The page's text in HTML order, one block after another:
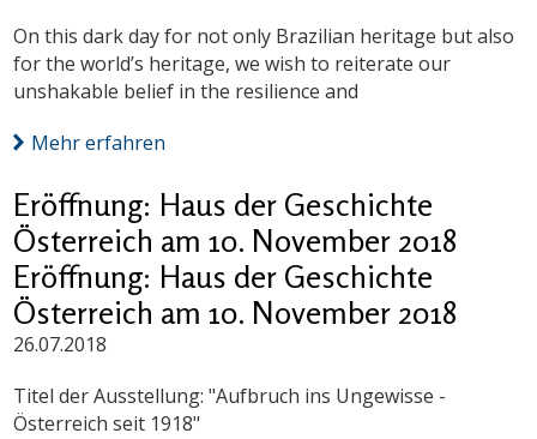
On this dark day for not only Brazilian heritage but also
for the world’s heritage, we wish to reiterate our
unshakable belief in the resilience and
Mehr erfahren
Eröffnung: Haus der Geschichte
Österreich am 10. November 2018
Eröffnung: Haus der Geschichte
Österreich am 10. November 2018
26.07.2018
Titel der Ausstellung: "Aufbruch ins Ungewisse -
Österreich seit 1918"